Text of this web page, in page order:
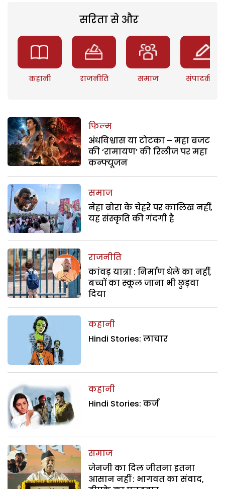
सरिता से और
कहानी राजनीति समाज संपादकीय
फिल्म
अंधविश्वास या टोटका – महा बजट
की ‘रामायण’ की रिलीज पर महा
कन्फ्यूजन
समाज
नेहा बोरा के चेहरे पर कालिख नहीं,
यह संस्कृति की गंदगी है
राजनीति
कांवड़ यात्रा : निर्माण धेले का नहीं,
बच्चों का स्कूल जाना भी छुड़वा
दिया
कहानी
Hindi Stories: लाचार
कहानी
Hindi Stories: कर्ज
समाज
जेनजी का दिल जीतना इतना
आसान नहीं : भागवत का संवाद,